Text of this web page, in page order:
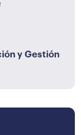
y Gestión